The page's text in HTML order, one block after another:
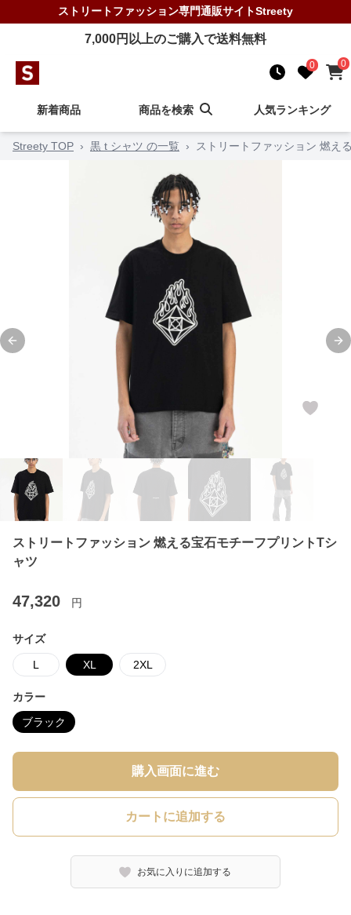
ストリートファッション専門通販サイトStreety
7,000円以上のご購入で送料無料
0 0
新着商品 商品を検索 人気ランキング
Streety TOP › 黒 t シャツ の一覧 › ストリートファッション 燃え
Previous slide
ストリートファッション 燃える宝石モチーフプリントTシ
ャツ
47,320 円
サイズ
L XL 2XL
カラー
ブラック
購入画面に進む
カートに追加する
お気に入りに追加する